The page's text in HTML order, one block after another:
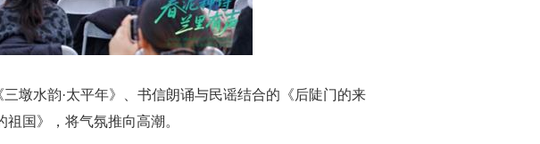
墩水韵·太平年》、书信朗诵与民谣结合的《后陡门的来
国》，将气氛推向高潮。